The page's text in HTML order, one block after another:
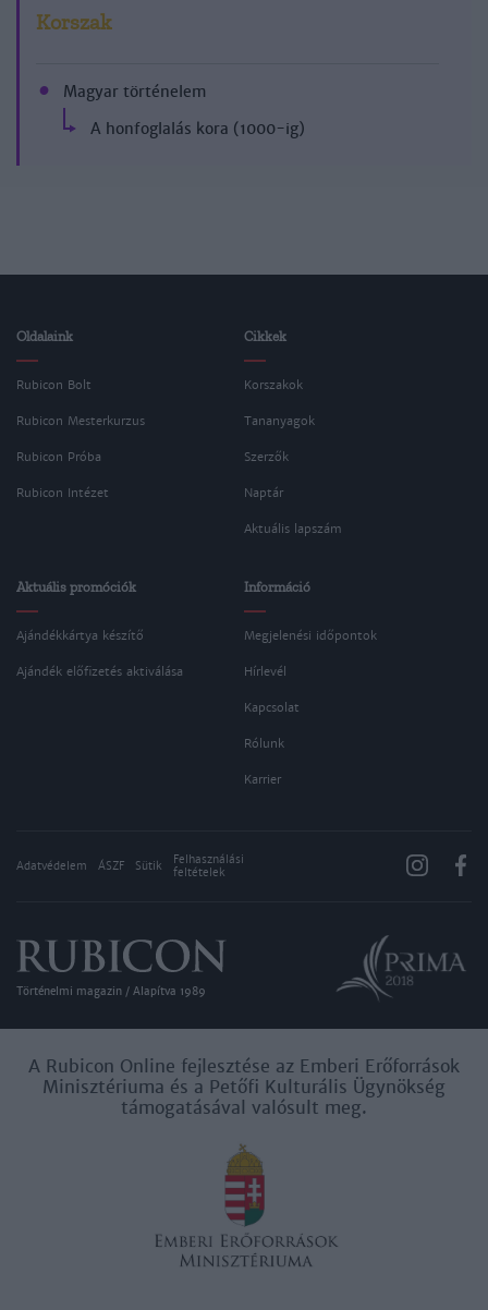
Korszak
Magyar történelem
A honfoglalás kora (1000-ig)
Oldalaink
Rubicon Bolt
Rubicon Mesterkurzus
Rubicon Próba
Rubicon Intézet
Cikkek
Korszakok
Tananyagok
Szerzők
Naptár
Aktuális lapszám
Aktuális promóciók
Ajándékkártya készítő
Ajándék előfizetés aktiválása
Információ
Megjelenési időpontok
Hírlevél
Kapcsolat
Rólunk
Karrier
Adatvédelem ÁSZF Sütik
Felhasználási
feltételek
Történelmi magazin / Alapítva 1989
A Rubicon Online fejlesztése az Emberi Erőforrások
Minisztériuma és a Petőfi Kulturális Ügynökség
támogatásával valósult meg.